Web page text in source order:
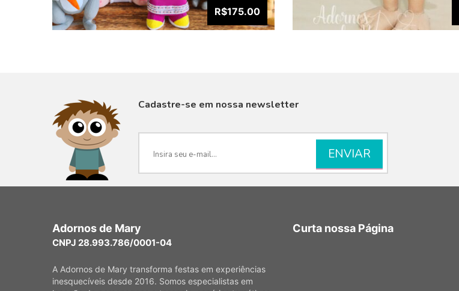
R$175.00
VISUALIZAR VISUALIZAR
Cadastre-se em nossa newsletter
Adornos de Mary
CNPJ 28.993.786/0001-04
A Adornos de Mary transforma festas em experiências
inesquecíveis desde 2016. Somos especialistas em
Curta nossa Página